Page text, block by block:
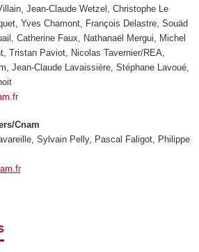
Jean-Claude Wetzel, Christophe Le
Yves Chamont, François Delastre, Souäd
Catherine Faux, Nathanaël Mergui, Michel
Tristan Paviot, Nicolas Tavernier/REA,
Jean-Claude Lavaissière, Stéphane Lavoué,
Cnam
Sylvain Pelly, Pascal Faligot, Philippe